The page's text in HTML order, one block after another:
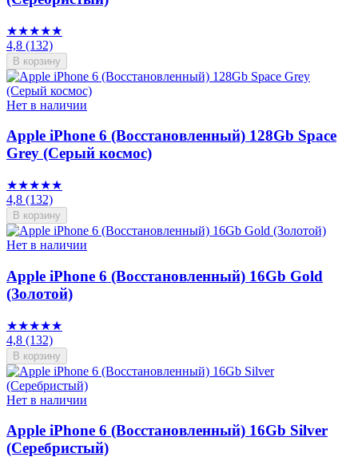
★★★★★
4,8 (132)
В корзину
Нет в наличии
Apple iPhone 6 (Восстановленный) 128Gb Space
Grey (Серый космос)
★★★★★
4,8 (132)
В корзину
Нет в наличии
Apple iPhone 6 (Восстановленный) 16Gb Gold
(Золотой)
★★★★★
4,8 (132)
В корзину
Нет в наличии
Apple iPhone 6 (Восстановленный) 16Gb Silver
(Серебристый)